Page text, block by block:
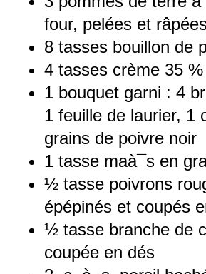
four, pelées et
8 tasses bouillon de
4 tasses crème 35 %
1 bouquet garni : 4
1 feuille de laurier, 1
grains de poivre noir
1 tasse maà¯s en
½ tasse poivrons
épépinés et coupés
½ tasse branche de
coupée en dés